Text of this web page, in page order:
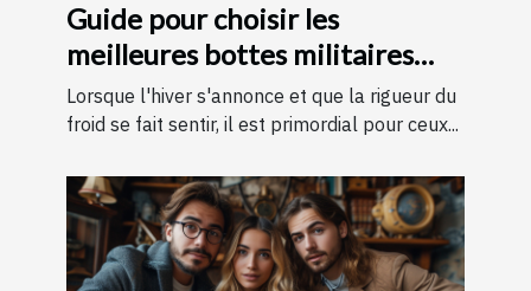
Guide pour choisir les
meilleures bottes militaires
pour l'hiver
Lorsque l'hiver s'annonce et que la rigueur du
froid se fait sentir, il est primordial pour ceux...